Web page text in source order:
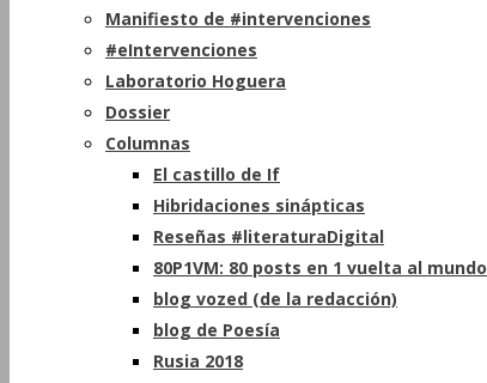
Manifiesto de #intervenciones
#eIntervenciones
Laboratorio Hoguera
Dossier
Columnas
El castillo de If
Hibridaciones sinápticas
Reseñas #literaturaDigital
80P1VM: 80 posts en 1 vuelta al mundo
blog vozed (de la redacción)
blog de Poesía
Rusia 2018